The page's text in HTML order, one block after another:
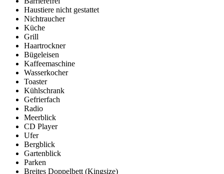
Haustiere nicht gestattet
Nichtraucher
Küche
Grill
Haartrockner
Bügeleisen
Kaffeemaschine
Wasserkocher
Toaster
Kühlschrank
Gefrierfach
Radio
Meerblick
CD Player
Ufer
Bergblick
Gartenblick
Parken
Breites Doppelbett (Kingsize)